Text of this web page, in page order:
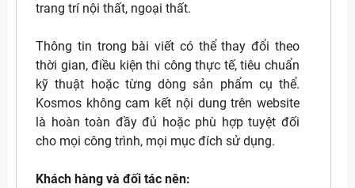
trang trí nội thất, ngoại thất.
Thông tin trong bài viết có thể thay đổi theo
thời gian, điều kiện thi công thực tế, tiêu chuẩn
kỹ thuật hoặc từng dòng sản phẩm cụ thể.
Kosmos không cam kết nội dung trên website
là hoàn toàn đầy đủ hoặc phù hợp tuyệt đối
cho mọi công trình, mọi mục đích sử dụng.
Khách hàng và đối tác nên: